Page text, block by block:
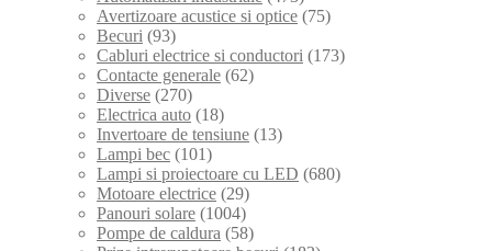
Avertizoare acustice si optice (75)
Becuri (93)
Cabluri electrice si conductori (173)
Contacte generale (62)
Diverse (270)
Electrica auto (18)
Invertoare de tensiune (13)
Lampi bec (101)
Lampi si proiectoare cu LED (680)
Motoare electrice (29)
Panouri solare (1004)
Pompe de caldura (58)